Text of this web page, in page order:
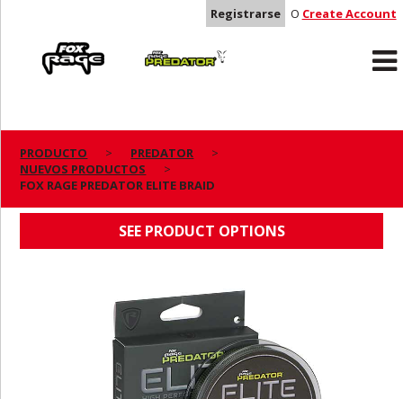
Registrarse O Create Account
Predator
PRODUCTO
PREDATOR
NUEVOS PRODUCTOS
FOX RAGE PREDATOR ELITE BRAID
FOX RAGE PREDATOR ELITE BRAID
SEE PRODUCT OPTIONS